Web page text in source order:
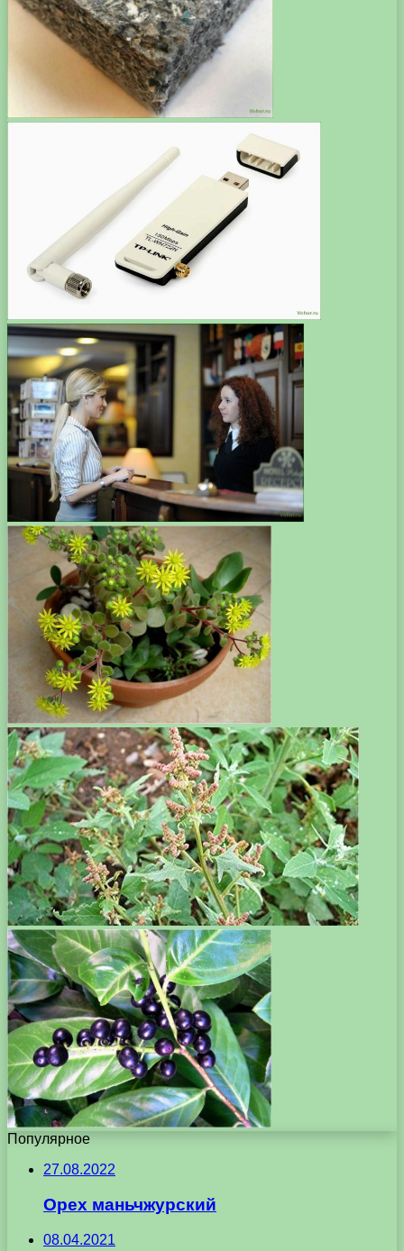
Популярное
27.08.2022
Орех маньчжурский
08.04.2021